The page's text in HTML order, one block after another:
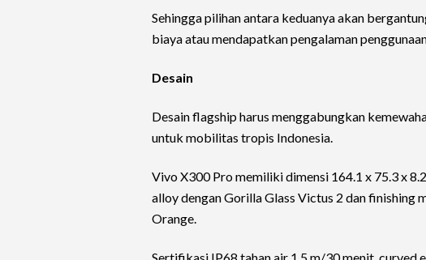
Sehingga pilihan antara keduanya akan
biaya atau mendapatkan pengalaman
Desain
Desain flagship harus menggabungkan
untuk mobilitas tropis Indonesia.
Vivo X300 Pro memiliki dimensi 164.1 x 75.3 x
alloy dengan Gorilla Glass Victus 2 dan finishing
Orange.
Sertifikasi IP68 tahan air 1.5 m/30 menit, curved